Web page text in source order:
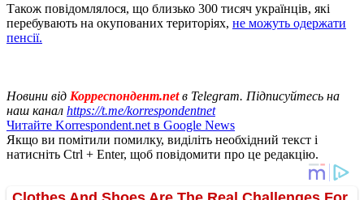
Також повідомлялося, що близько 300 тисяч українців, які
перебувають на окупованих територіях, не можуть одержати
пенсії.
Новини від Корреспондент.netв Telegram. Підписуйтесь на
наш канал https://t.me/korrespondentnet
Читайте Korrespondent.net в Google News
Якщо ви помітили помилку, виділіть необхідний текст і
натисніть Ctrl + Enter, щоб повідомити про це редакцію.